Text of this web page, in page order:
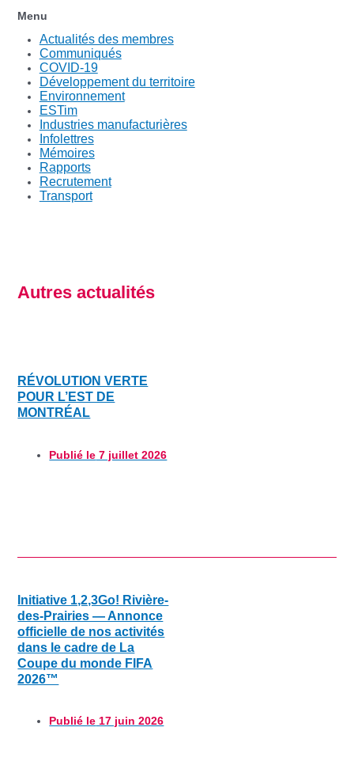
Menu
Actualités des membres
Communiqués
COVID-19
Développement du territoire
Environnement
ESTim
Industries manufacturières
Infolettres
Mémoires
Rapports
Recrutement
Transport
Autres actualités
RÉVOLUTION VERTE
POUR L’EST DE
MONTRÉAL
Publié le 7 juillet 2026
Initiative 1,2,3Go! Rivière-
des-Prairies — Annonce
officielle de nos activités
dans le cadre de La
Coupe du monde FIFA
2026™
Publié le 17 juin 2026